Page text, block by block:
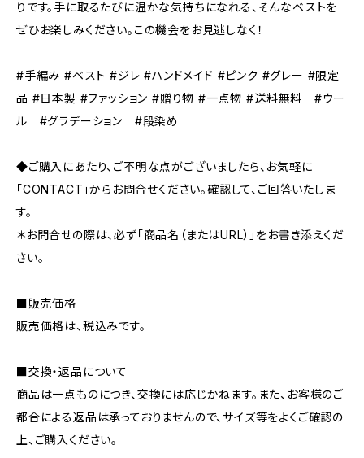
りです。手に取るたびに温かな気持ちになれる、そんなベストを
ぜひお楽しみください。この機会をお見逃しなく！
#手編み #ベスト #ジレ #ハンドメイド #ピンク #グレー #限定
品 #日本製 #ファッション #贈り物 #一点物 #送料無料 #ウー
ル #グラデーション #段染め
◆ご購入にあたり、ご不明な点がございましたら、お気軽に
「CONTACT」からお問合せください。確認して、ご回答いたしま
す。
＊お問合せの際は、必ず「商品名（またはURL）」をお書き添えくだ
さい。
■販売価格
販売価格は、税込みです。
■交換・返品について
商品は一点ものにつき、交換には応じかねます。また、お客様のご
都合による返品は承っておりませんので、サイズ等をよくご確認の
上、ご購入ください。